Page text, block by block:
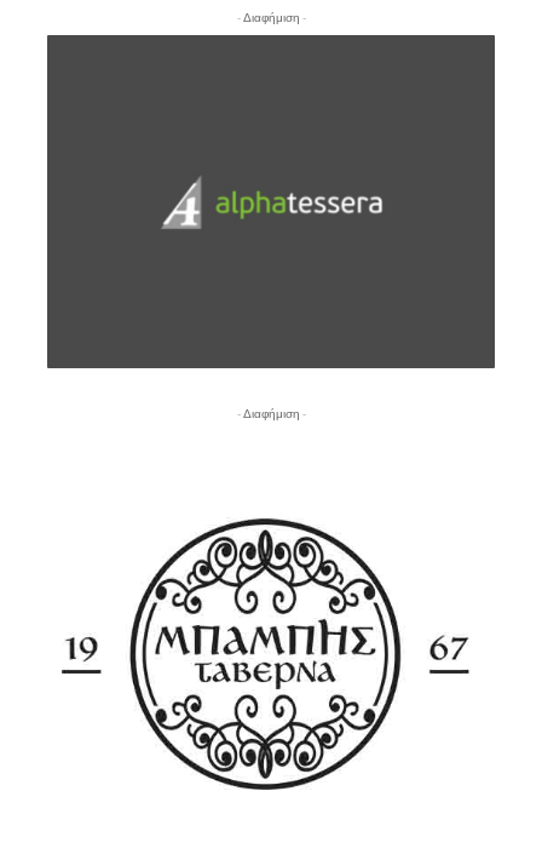
- Διαφήμιση -
- Διαφήμιση -